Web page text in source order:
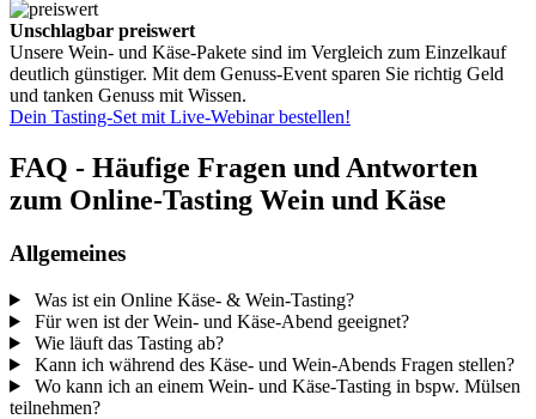
Unschlagbar preiswert
Unsere Wein- und Käse-Pakete sind im Vergleich zum Einzelkauf
deutlich günstiger. Mit dem Genuss-Event sparen Sie richtig Geld
und tanken Genuss mit Wissen.
Dein Tasting-Set mit Live-Webinar bestellen!
FAQ - Häufige Fragen und Antworten
zum Online-Tasting Wein und Käse
Allgemeines
Was ist ein Online Käse- & Wein-Tasting?
Für wen ist der Wein- und Käse-Abend geeignet?
Wie läuft das Tasting ab?
Kann ich während des Käse- und Wein-Abends Fragen stellen?
Wo kann ich an einem Wein- und Käse-Tasting in bspw. Mülsen
teilnehmen?